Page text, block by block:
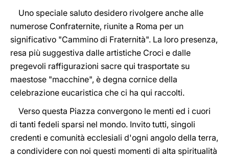
Uno speciale saluto desidero rivolgere anche alle
numerose Confraternite, riunite a Roma per un
significativo "Cammino di Fraternità". La loro presenza,
resa più suggestiva dalle artistiche Croci e dalle
pregevoli raffigurazioni sacre qui trasportate su
maestose "macchine", è degna cornice della
celebrazione eucaristica che ci ha qui raccolti.
Verso questa Piazza convergono le menti ed i cuori
di tanti fedeli sparsi nel mondo. Invito tutti, singoli
credenti e comunità ecclesiali d'ogni angolo della terra,
a condividere con noi questi momenti di alta spiritualità